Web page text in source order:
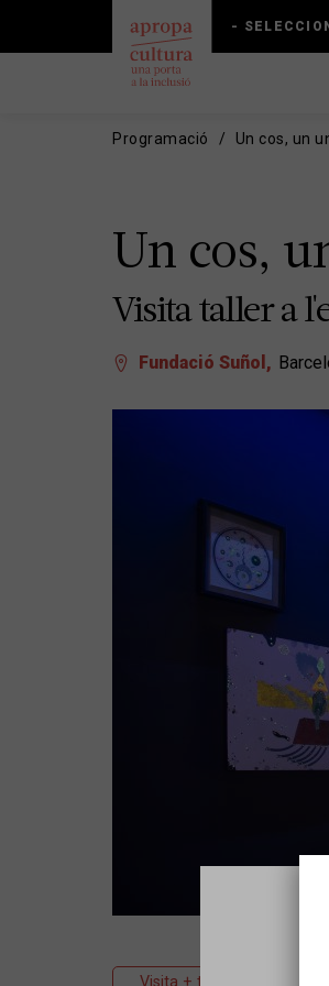
contingut
main
Programació Un cos, un
Un cos,
Visita taller a
Fundació Suñol
Visita + taller